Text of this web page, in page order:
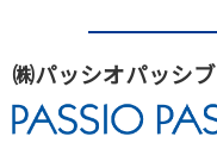
㈱パッシオパッシブ